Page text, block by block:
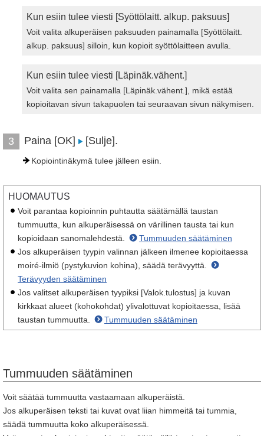
Kun esiin tulee viesti [Syöttölaitt. alkup. paksuus]
Voit valita alkuperäisen paksuuden painamalla [Syöttölaitt.
alkup. paksuus] silloin, kun kopioit syöttölaitteen avulla.
Kun esiin tulee viesti [Läpinäk.vähent.]
Voit valita sen painamalla [Läpinäk.vähent.], mikä estää
kopioitavan sivun takapuolen tai seuraavan sivun näkymisen.
3 Paina [OK] [Sulje].
Kopiointinäkymä tulee jälleen esiin.
HUOMAUTUS
Voit parantaa kopioinnin puhtautta säätämällä taustan
tummuutta, kun alkuperäisessä on värillinen tausta tai kun
kopioidaan sanomalehdestä.
Tummuuden säätäminen
Jos alkuperäisen tyypin valinnan jälkeen ilmenee kopioitaessa
moiré-ilmiö (pystykuvion kohina), säädä terävyyttä.
Terävyyden säätäminen
Jos valitset alkuperäisen tyypiksi [Valok.tulostus] ja kuvan
kirkkaat alueet (kohokohdat) ylivalottuvat kopioitaessa, lisää
taustan tummuutta.
Tummuuden säätäminen
Tummuuden säätäminen
Voit säätää tummuutta vastaamaan alkuperäistä.
Jos alkuperäisen teksti tai kuvat ovat liian himmeitä tai tummia,
säädä tummuutta koko alkuperäisessä.